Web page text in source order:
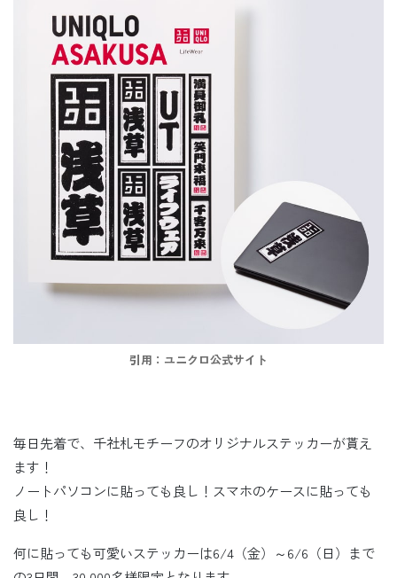
引用：ユニクロ公式サイト
毎日先着で、千社札モチーフのオリジナルステッカーが貰え
ます！
ノートパソコンに貼っても良し！スマホのケースに貼っても
良し！
何に貼っても可愛いステッカーは6/4（金）～6/6（日）まで